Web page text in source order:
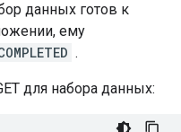
данных готов к
ему
.
для набора данных: